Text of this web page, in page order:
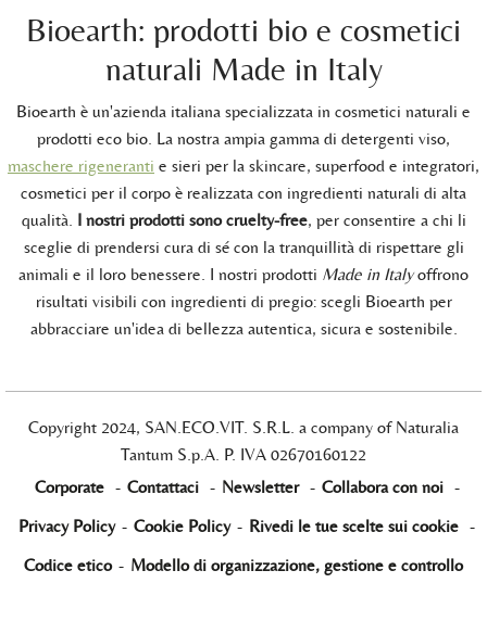
Bioearth: prodotti bio e cosmetici
naturali Made in Italy
Bioearth è un'azienda italiana specializzata in cosmetici naturali e
prodotti eco bio. La nostra ampia gamma di detergenti viso,
maschere rigeneranti e sieri per la skincare, superfood e integratori,
cosmetici per il corpo è realizzata con ingredienti naturali di alta
qualità. I nostri prodotti sono cruelty-free, per consentire a chi li
sceglie di prendersi cura di sé con la tranquillità di rispettare gli
animali e il loro benessere. I nostri prodotti Made in Italyoffrono
risultati visibili con ingredienti di pregio: scegli Bioearth per
abbracciare un'idea di bellezza autentica, sicura e sostenibile.
Copyright 2024, SAN.ECO.VIT. S.R.L. a company of Naturalia
Tantum S.p.A. P. IVA 02670160122
Corporate - Contattaci - Newsletter - Collabora con noi -
Privacy Policy - Cookie Policy - Rivedi le tue scelte sui cookie -
Codice etico - Modello di organizzazione, gestione e controllo